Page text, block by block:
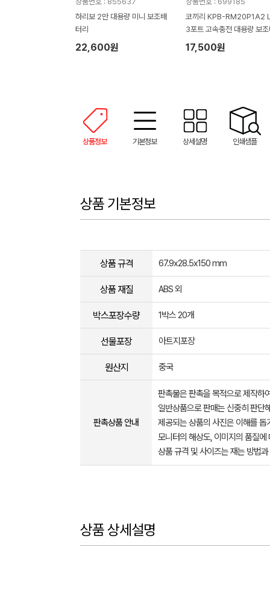
하리보 2만 대용량 미니 보조배
터리
22,600원
코끼리 KPB-RM20P1A2
3포트 고속충전 대용량 보
리(20000mAh)
17,500원
상품정보 기본정보 상세설명 인쇄샘플
상품 기본정보
상품 규격 67.9x28.5x150 mm
상품 재질 ABS 외
박스포장수량 1박스 20개
선물포장 아트지포장
원산지 중국
판촉상품 안내
판촉물은 판촉을 목적으로 제작하
일반상품으로 판매는 신중히 판단
제공되는 상품의 사진은 이해를
모니터의 해상도, 이미지의 품질
상품 규격 및 사이즈는 재는 방법
상품 상세설명